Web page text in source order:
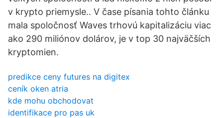
v krypto priemysle.. V čase písania tohto článku
mala spoločnosť Waves trhovú kapitalizáciu viac
ako 290 miliónov dolárov, je v top 30 najväčších
kryptomien.
predikce ceny futures na digitex
ceník oken atria
kde mohu obchodovat
identifikace pro pas uk